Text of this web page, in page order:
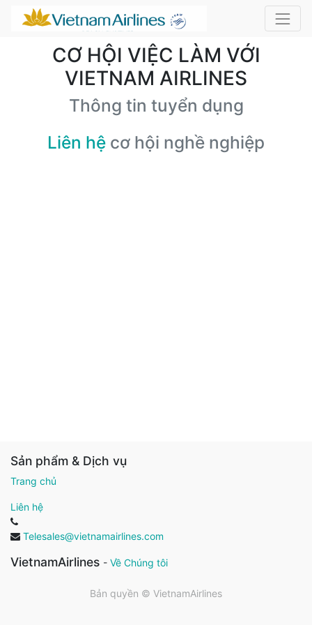
CƠ HỘI VIỆC LÀM VỚI
VIETNAM AIRLINES
Thông tin tuyển dụng
Liên hệ cơ hội nghề nghiệp
Sản phẩm & Dịch vụ
Trang chủ
Liên hệ
Telesales@vietnamairlines.com
VietnamAirlines - Về Chúng tôi
Bản quyền © VietnamAirlines